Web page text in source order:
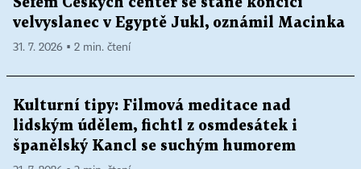
velvyslanec v Egyptě Jukl, oznámil Macinka
31. 7. 2026 ▪ 2 min. čtení
Kulturní tipy: Filmová meditace nad
lidským údělem, fichtl z osmdesátek i
španělský Kancl se suchým humorem